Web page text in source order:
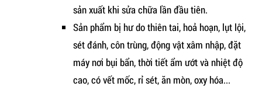
sản xuất khi sửa chữa lần đầu tiên.
Sản phẩm bị hư do thiên tai, hoả hoạn, lụt lội,
sét đánh, côn trùng, động vật xâm nhập, đặt
máy nơi bụi bẩn, thời tiết ẩm ướt và nhiệt độ
cao, có vết mốc, rỉ sét, ăn mòn, oxy hóa...